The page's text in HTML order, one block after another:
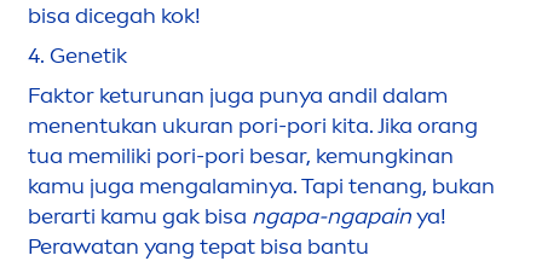
bisa dicegah kok!
4. Genetik
Faktor keturunan juga punya andil dalam
menentukan ukuran pori-pori kita. Jika orang
tua memiliki pori-pori besar, kemungkinan
kamu juga mengalaminya. Tapi tenang, bukan
berarti kamu gak bisa ngapa-ngapainya!
Perawatan yang tepat bisa bantu